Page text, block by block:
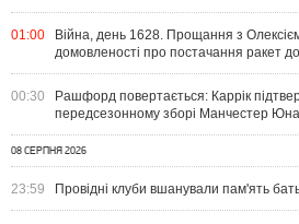
01:00
Війна, день 1628. Прощання з
домовленості про постачання ракет
00:30
Рашфорд повертається: Каррік
передсезонному зборі Манчестер
08 СЕРПНЯ 2026
23:59 Провідні клуби вшанували пам'ять